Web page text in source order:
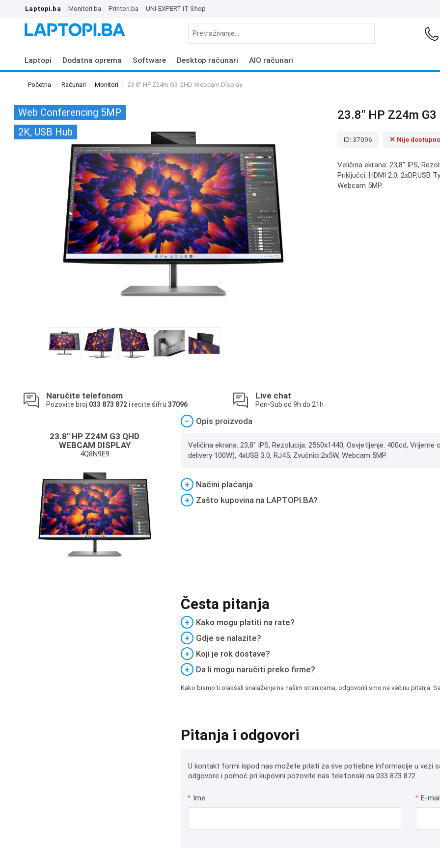
Laptopi.ba Monitori.ba Printeri.ba UNI-EXPERT IT Shop
Laptopi Dodatna oprema Software Desktop računari AIO računari
Početna Računari Monitori 23.8" HP Z24m G3 QHD Webcam Display
Web Conferencing 5MP
2K, USB Hub
23.8" HP Z24m G3
ID: 37096 ✕ Nije dostupno
Veličina ekrana: 23,8" IPS,
Priključci: HDMI 2.0, 2xDP,USB
Webcam 5MP.
Naručite telefonom
Pozovite broj 033 873 872i recite šifru 37096
Live chat
Pon-Sub od 9h do 21h
23.8" HP Z24M G3 QHD
WEBCAM DISPLAY
4Q8N9E9
− Opis proizvoda
Veličina ekrana: 23,8" IPS, Rezolucija: 2560x1440, Osvjetljenje: 400cd, Vrijeme
delivery 100W), 4xUSB 3.0, RJ45, Zvučnici:2x5W, Webcam 5MP.
+
Načini plaćanja
+
Zašto kupovina na LAPTOPI.BA?
Česta pitanja
+
Kako mogu platiti na rate?
+
Gdje se nalazite?
+
Koji je rok dostave?
+
Da li mogu naručiti preko firme?
Kako bismo ti olakšali snalaženje na našim stranicama, odgovorili smo na većinu pitanja.
Pitanja i odgovori
U kontakt formi ispod nas možete pitati za sve potrebne informacije u vezi
odgovore i pomoć pri kupovini pozovite nas telefonski na 033 873 872.
* Ime * E-mail